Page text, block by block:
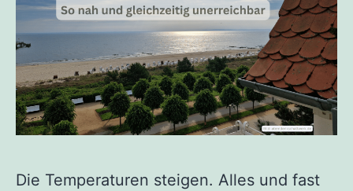
Die Temperaturen steigen. Alles und fast